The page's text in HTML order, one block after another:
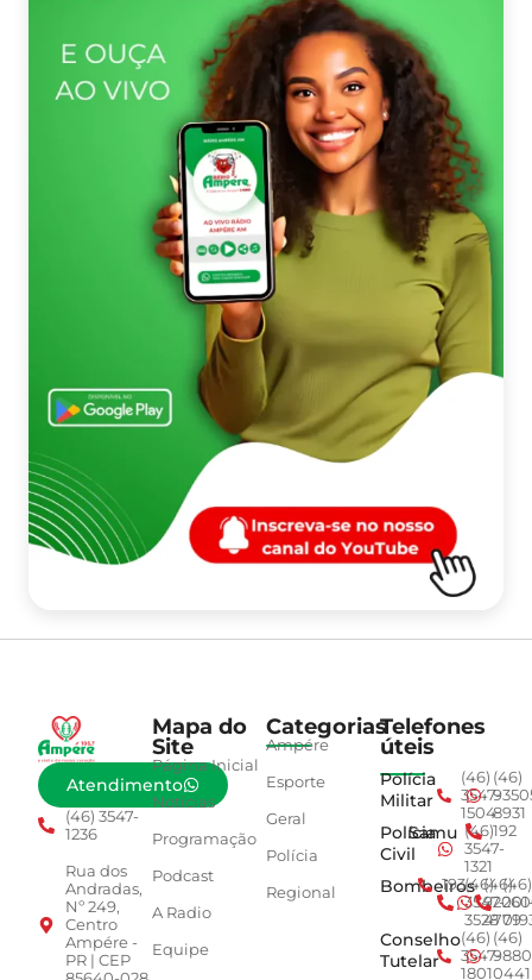
Atendimento
(46) 3547-
1236
Rua dos
Andradas,
Nº 249,
Centro
Ampére -
PR | CEP
Mapa do
Site
Página Inicial
Notícias
Programação
Podcast
A Radio
Equipe
Categorias
Ampére
Esporte
Geral
Polícia
Regional
Telefones
úteis
Polícia
Militar
(46)
3547-
1504
(46)
8931
Polícia
Civil
Samu (46)
3547-
1321
192
Bombeiros
193(46)
3547-
3528
(46)
4779
(46)
Conselho
Tutelar
(46)
3547-
1801
(46)
0441